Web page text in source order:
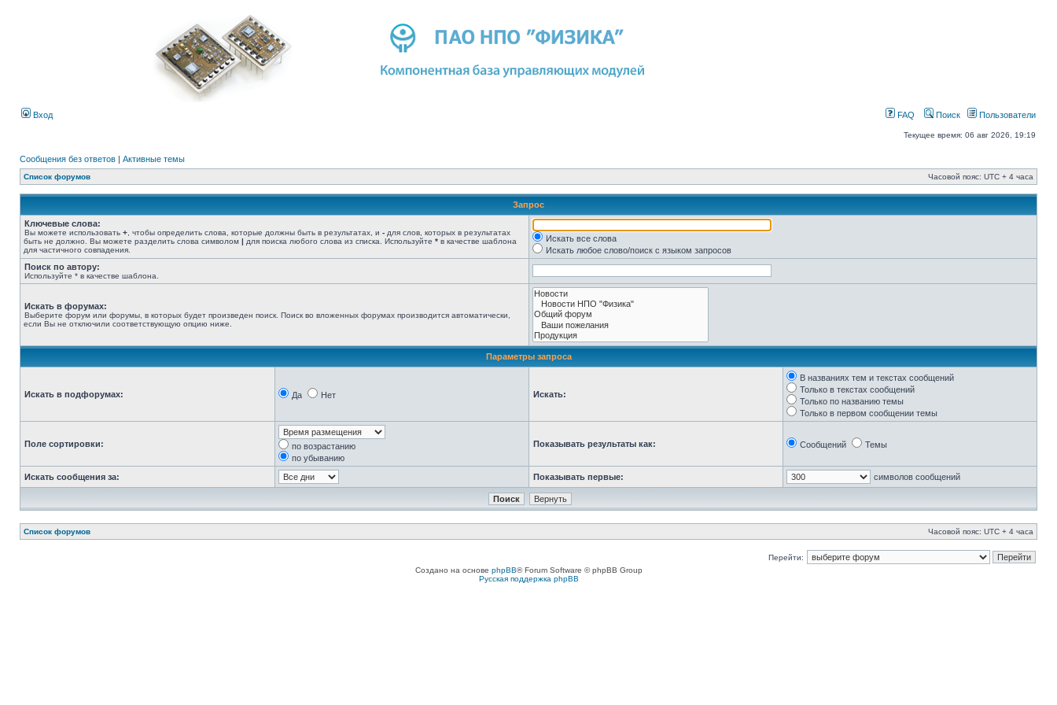
Вход FAQ Поиск Пользователи
Текущее время: 06 авг 2026, 19:19
Сообщения без ответов | Активные темы
Список форумов Часовой пояс: UTC + 4 часа
Запрос
Ключевые слова:
Вы можете использовать + , чтобы определить слова, которые должны быть в результатах, и - для слов, которых в результатах
быть не должно. Вы можете разделить слова символом | для поиска любого слова из списка. Используйте * в качестве шаблона
для частичного совпадения.
Искать все слова
Искать любое слово/поиск с языком запросов
Поиск по автору:
Используйте * в качестве шаблона.
Искать в форумах:
Выберите форум или форумы, в которых будет произведен поиск. Поиск во вложенных форумах производится автоматически,
если Вы не отключили соответствующую опцию ниже.
Параметры запроса
Искать в подфорумах: Да Нет Искать:
В названиях тем и текстах сообщений
Только в текстах сообщений
Только по названию темы
Только в первом сообщении темы
Поле сортировки:
по возрастанию
по убыванию
Показывать результаты как: Сообщений Темы
Искать сообщения за: Показывать первые: символов сообщений
Список форумов Часовой пояс: UTC + 4 часа
Перейти:
Создано на основе phpBB® Forum Software © phpBB Group
Русская поддержка phpBB